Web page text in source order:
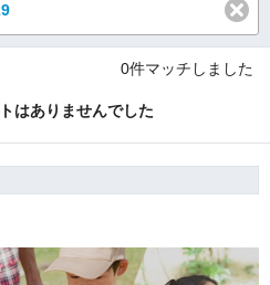
0件マッチしました
はありませんでした